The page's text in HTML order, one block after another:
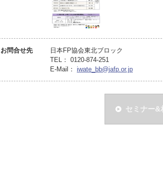
お問合せ先
日本FP協会東北ブロック
TEL： 0120-874-251
E-Mail： iwate_bb@jafp.or.jp
セミナー&